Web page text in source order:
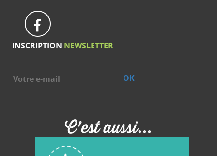
INSCRIPTION NEWSLETTER
OK
C'est aussi...